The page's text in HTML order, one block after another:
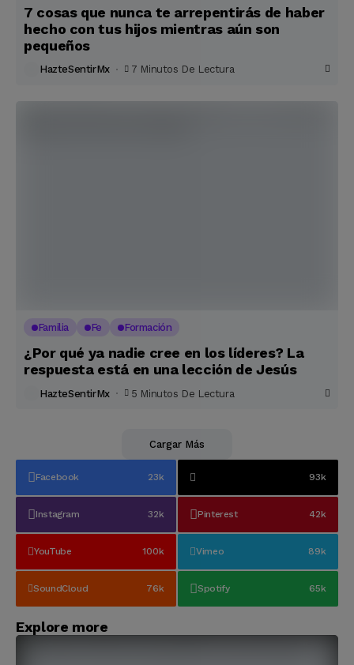
7 cosas que nunca te arrepentirás de haber
hecho con tus hijos mientras aún son
pequeños
HazteSentirMx 7 Minutos De Lectura
Familia Fe Formación
¿Por qué ya nadie cree en los líderes? La
respuesta está en una lección de Jesús
HazteSentirMx 5 Minutos De Lectura
Cargar Más
Facebook 23k 93k
Instagram 32k Pinterest 42k
YouTube 100k Vimeo 89k
SoundCloud 76k Spotify 65k
Explore more